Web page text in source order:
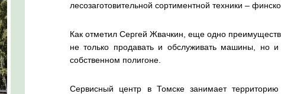
лесозаготовительной сортиментной техники –
Как отметил Сергей Жвачкин, еще одно
не только продавать и обслуживать машины, но
собственном полигоне.
Сервисный центр в Томске занимает